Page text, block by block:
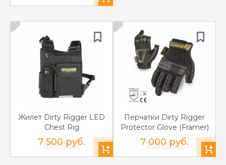
Жилет Dirty Rigger LED
Chest Rig
7 500 руб.
Перчатки Dirty Rigger
Protector Glove (Framer)
7 000 руб.